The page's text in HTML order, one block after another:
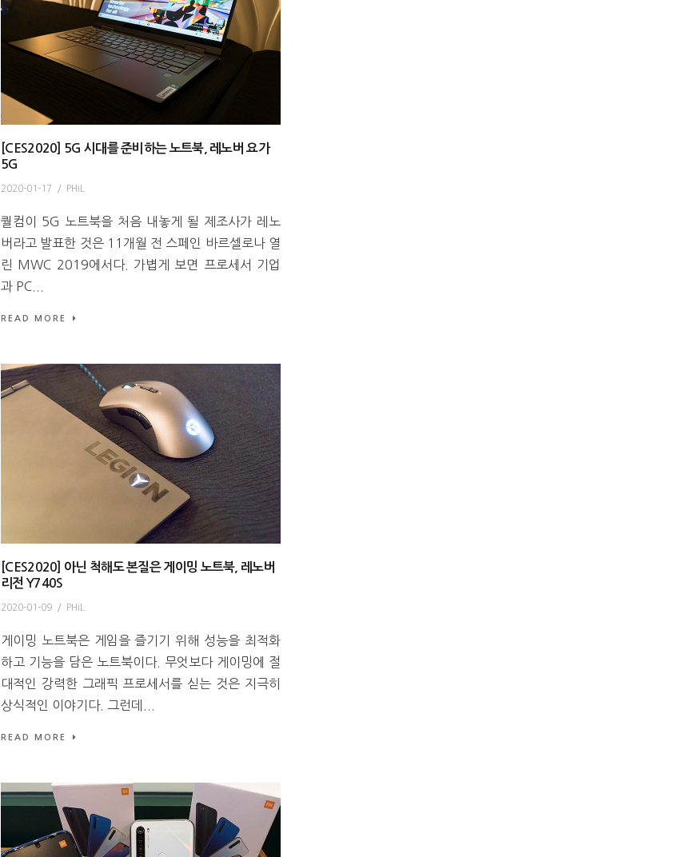
[CES2020] 5G 시대를 준비하는 노트북, 레노버 요가
5G
2020-01-17 / PHiL
퀄컴이 5G 노트북을 처음 내놓게 될 제조사가 레노
버라고 발표한 것은 11개월 전 스페인 바르셀로나 열
린 MWC 2019에서다. 가볍게 보면 프로세서 기업
과 PC...
READ MORE
[CES2020] 아닌 척해도 본질은 게이밍 노트북, 레노버
리전 Y740S
2020-01-09 / PHiL
게이밍 노트북은 게임을 즐기기 위해 성능을 최적화
하고 기능을 담은 노트북이다. 무엇보다 게이밍에 절
대적인 강력한 그래픽 프로세서를 싣는 것은 지극히
상식적인 이야기다. 그런데...
READ MORE